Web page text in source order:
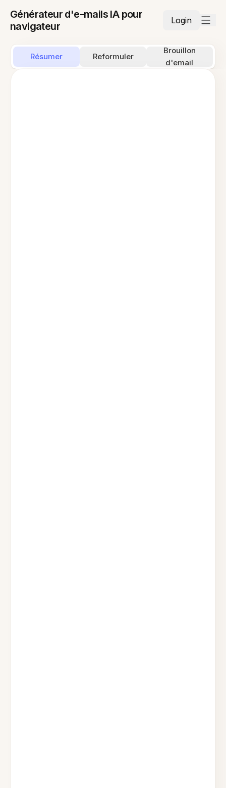
Générateur d'e-mails IA pour
navigateur
Login
Résumer Reformuler
Brouillon
d'email